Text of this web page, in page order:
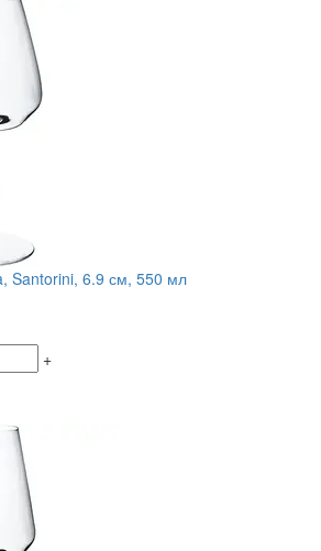
Santorini, 6.9 см, 550 мл
+